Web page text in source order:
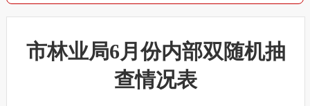
市林业局6月份内部双随机抽
查情况表